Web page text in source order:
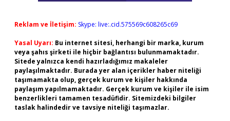
Reklam ve İletişim: Skype: live:.cid.575569c608265c69
Yasal Uyarı: Bu internet sitesi, herhangi bir marka, kurum
veya şahıs şirketi ile hiçbir bağlantısı bulunmamaktadır.
Sitede yalnızca kendi hazırladığımız makaleler
paylaşılmaktadır. Burada yer alan içerikler haber niteliği
taşımamakta olup, gerçek kurum ve kişiler hakkında
paylaşım yapılmamaktadır. Gerçek kurum ve kişiler ile isim
benzerlikleri tamamen tesadüfidir. Sitemizdeki bilgiler
taslak halindedir ve tavsiye niteliği taşımazlar.